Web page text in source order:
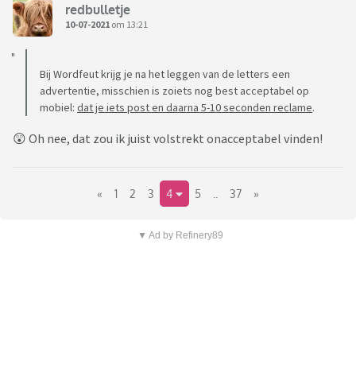
redbulletje
10-07-2021 om 13:21
Bij Wordfeut krijg je na het leggen van de letters een
advertentie, misschien is zoiets nog best acceptabel op
mobiel: dat je iets post en daarna 5-10 seconden reclame.
😲 Oh nee, dat zou ik juist volstrekt onacceptabel vinden!
« 1 2 3 4 5 37 »
▼ Ad by Refinery89